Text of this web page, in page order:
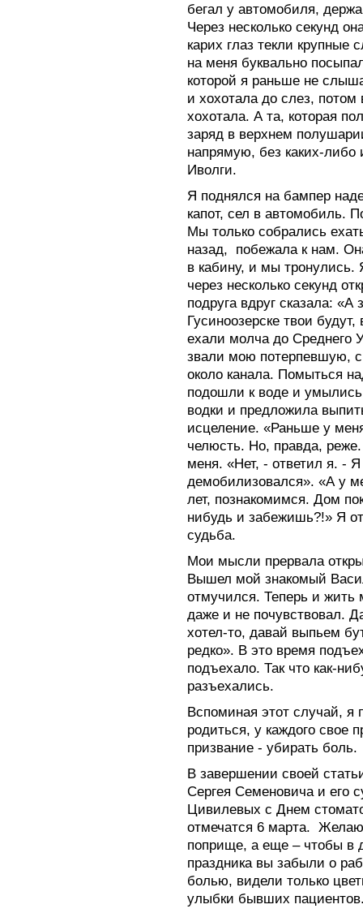
бегал у автомобиля,
Через несколько секунд
карих глаз текли крупные
на меня буквально
которой я раньше не
и хохотала до слез,
хохотала. А та, которая
заряд в верхнем
напрямую, без каких-либо
Иволги.
Я поднялся на бампер
капот, сел в автомобиль.
Мы только собрались
назад, побежала к нам.
в кабину, и мы тронулись.
через несколько секунд
подруга вдруг сказала:
Гусиноозерске твои
ехали молча до Среднего
звали мою потерпевшую,
около канала. Помыться
подошли к воде и
водки и предложила
исцеление. «Раньше у
челюсть. Но, правда,
меня. «Нет, - ответил я. -
демобилизовался». «А у
лет, познакомимся. Дом
нибудь и забежишь?!» Я
судьба.
Мои мысли прервала
Вышел мой знакомый
отмучился. Теперь и
даже и не почувствовал.
хотел-то, давай выпьем
редко». В это время
подъехало. Так что как-
разъехались.
Вспоминая этот случай, я
родиться, у каждого свое
призвание - убирать боль.
В завершении своей
Сергея Семеновича и его
Цивилевых с Днем
отмечатся 6 марта.
поприще, а еще – чтобы в
праздника вы забыли о
болью, видели только
улыбки бывших